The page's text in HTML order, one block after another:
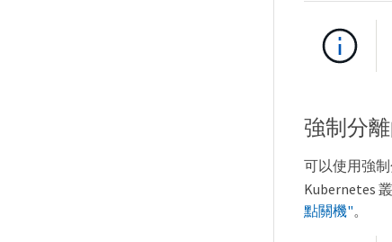
強制分
可以使用強
Kubernetes
點關機"。